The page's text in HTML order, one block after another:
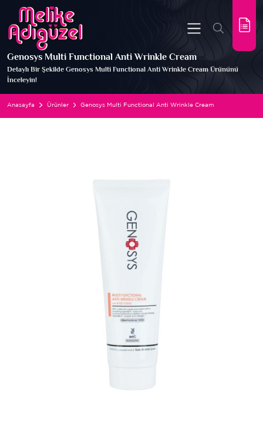
Genosys Multi Functional Anti Wrinkle Cream
Detaylı Bir Şekilde Genosys Multi Functional Anti Wrinkle Cream Ürününü
İnceleyin!
Anasayfa Ürünler Genosys Multi Functional Anti Wrinkle Cream